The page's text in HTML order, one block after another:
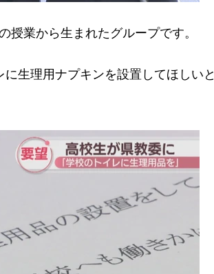
業から生まれたグループです。
生理用ナプキンを設置してほしいと